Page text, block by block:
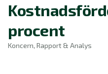
Ordlista
procent
Koncern, Rapport & Analys